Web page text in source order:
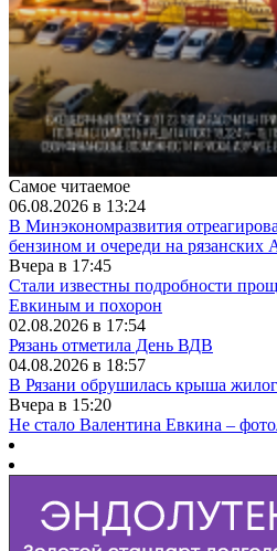
Самое читаемое
06.08.2026 в 13:24
В Минэкономразвития
бензином и очереди на рязанских
Вчера в 17:45
Стали известны подробности
Евкиным и похорон
02.08.2026 в 17:54
Рязань отметила День ВДВ
04.08.2026 в 18:57
В Рязани обрушилась крыша
Вчера в 15:20
Не стало Валентина Евкина –